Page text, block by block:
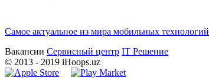
Самое актуальное из мира мобильных технологий
Вакансии Сервисный центр IT Решение
© 2013 - 2019 iHoops.uz